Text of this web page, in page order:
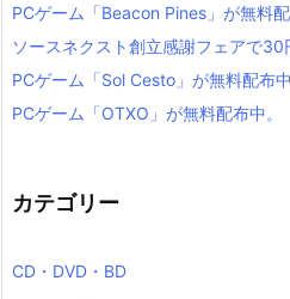
PCゲーム「Beacon Pines」が無料配
ソースネクスト創立感謝フェアで30
PCゲーム「Sol Cesto」が無料配布中
PCゲーム「OTXO」が無料配布中。
カテゴリー
CD・DVD・BD